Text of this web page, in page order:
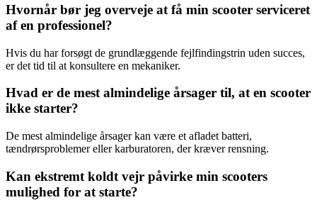
Hvornår bør jeg overveje at få min scooter serviceret
af en professionel?
Hvis du har forsøgt de grundlæggende fejlfindingstrin uden succes,
er det tid til at konsultere en mekaniker.
Hvad er de mest almindelige årsager til, at en scooter
ikke starter?
De mest almindelige årsager kan være et afladet batteri,
tændrørsproblemer eller karburatoren, der kræver rensning.
Kan ekstremt koldt vejr påvirke min scooters
mulighed for at starte?